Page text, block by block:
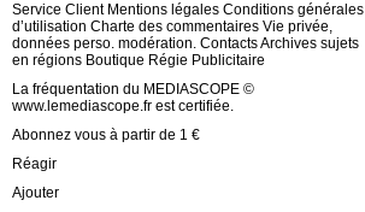
Service Client Mentions légales Conditions générales
d’utilisation Charte des commentaires Vie privée,
données perso. modération. Contacts Archives sujets
en régions Boutique Régie Publicitaire
La fréquentation du MEDIASCOPE ©
www.lemediascope.fr est certifiée.
Abonnez vous à partir de 1 €
Réagir
Ajouter